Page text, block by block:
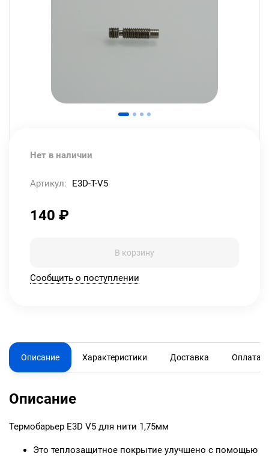
Нет в наличии
Артикул: E3D-T-V5
140 ₽
В корзину
Сообщить о поступлении
Описание Характеристики Доставка Оплата
Описание
Термобарьер E3D V5 для нити 1,75мм
Это теплозащитное покрытие улучшено с помощью